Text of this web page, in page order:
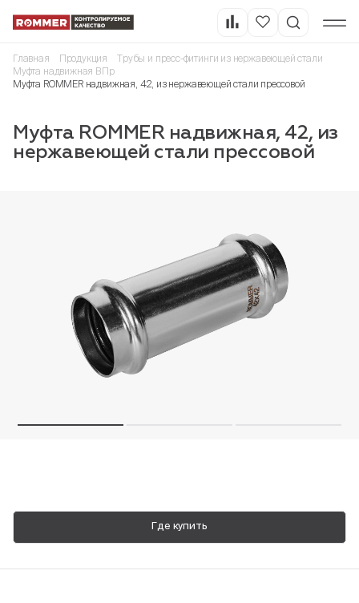
Главная Продукция
Трубы и пресс-фитинги из нержавеющей стали
Муфта надвижная ВПр
Муфта ROMMER надвижная, 42, из нержавеющей стали прессовой
Муфта ROMMER надвижная, 42, из
нержавеющей стали прессовой
Где купить